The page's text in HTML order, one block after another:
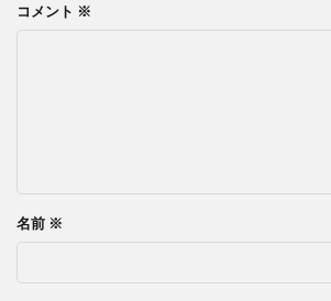
コメント ※
名前 ※